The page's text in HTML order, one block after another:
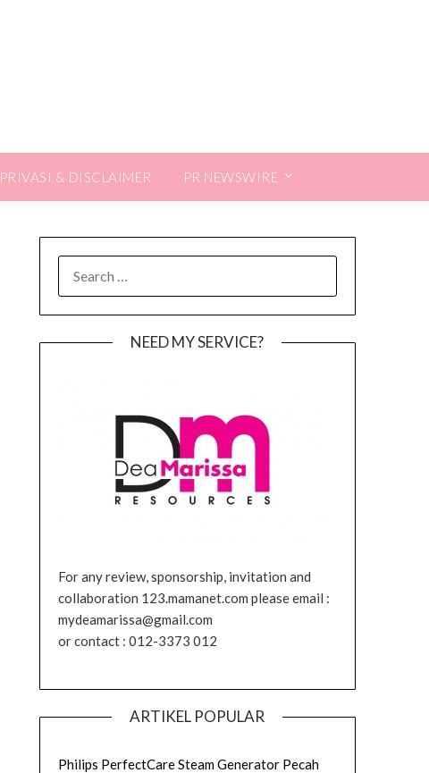
PRIVASI & DISCLAIMER PR NEWSWIRE
FOR:
NEED MY SERVICE?
For any review, sponsorship, invitation and
collaboration 123.mamanet.com please email :
mydeamarissa@gmail.com
or contact : 012-3373 012
ARTIKEL POPULAR
Philips PerfectCare Steam Generator Pecah